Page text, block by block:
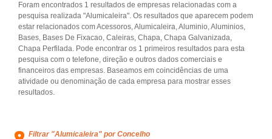
Foram encontrados 1 resultados de empresas relacionadas com a
pesquisa realizada "Alumicaleira". Os resultados que aparecem podem
estar relacionados com Acessoros, Alumicaleira, Aluminio, Aluminios,
Bases, Bases De Fixacao, Caleiras, Chapa, Chapa Galvanizada,
Chapa Perfilada. Pode encontrar os 1 primeiros resultados para esta
pesquisa com o telefone, direção e outros dados comerciais e
financeiros das empresas. Baseamos em coincidências de uma
atividade ou denominação de cada empresa para mostrar esses
resultados.
Filtrar "Alumicaleira" por Concelho